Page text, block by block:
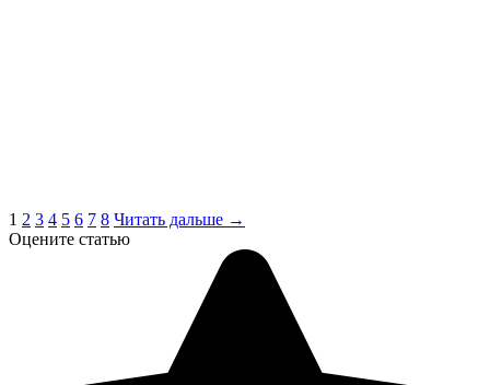
1 2 3 4 5 6 7 8 Читать дальше →
Оцените статью